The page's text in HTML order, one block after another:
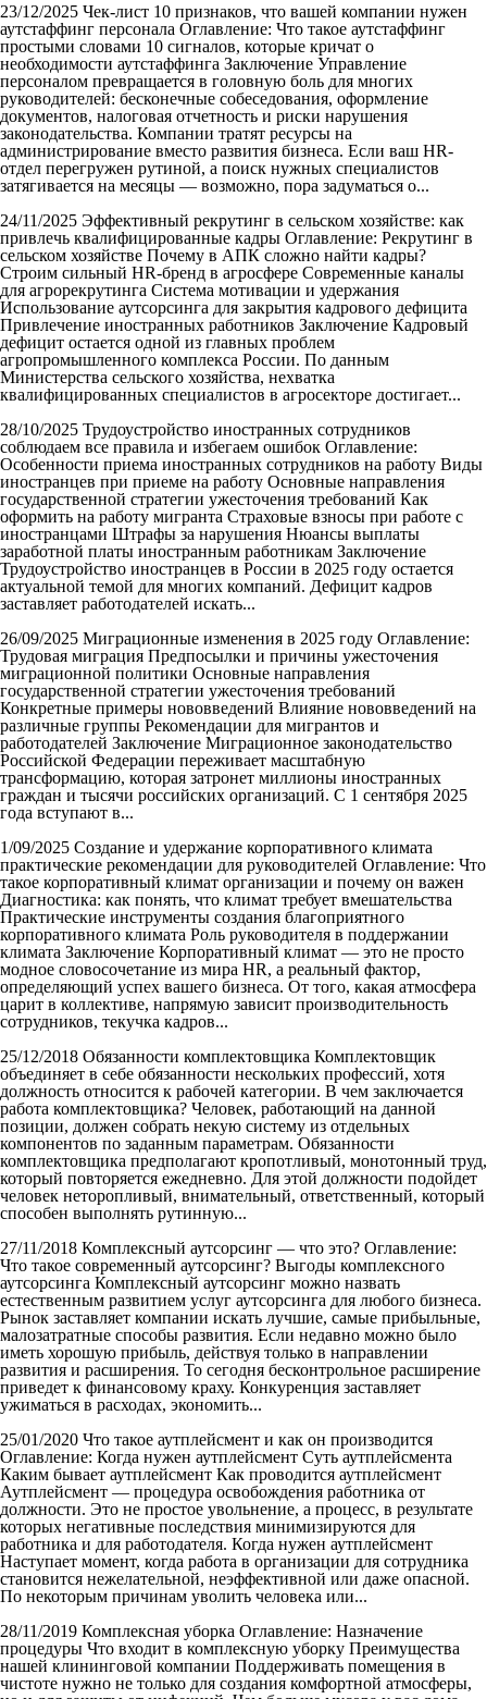
23/12/2025 Чек-лист 10 признаков, что вашей компании нужен
аутстаффинг персонала Оглавление: Что такое аутстаффинг
простыми словами 10 сигналов, которые кричат о
необходимости аутстаффинга Заключение Управление
персоналом превращается в головную боль для многих
руководителей: бесконечные собеседования, оформление
документов, налоговая отчетность и риски нарушения
законодательства. Компании тратят ресурсы на
администрирование вместо развития бизнеса. Если ваш HR-
отдел перегружен рутиной, а поиск нужных специалистов
затягивается на месяцы — возможно, пора задуматься о...
24/11/2025 Эффективный рекрутинг в сельском хозяйстве: как
привлечь квалифицированные кадры Оглавление: Рекрутинг в
сельском хозяйстве Почему в АПК сложно найти кадры?
Строим сильный HR-бренд в агросфере Современные каналы
для агрорекрутинга Система мотивации и удержания
Использование аутсорсинга для закрытия кадрового дефицита
Привлечение иностранных работников Заключение Кадровый
дефицит остается одной из главных проблем
агропромышленного комплекса России. По данным
Министерства сельского хозяйства, нехватка
квалифицированных специалистов в агросекторе достигает...
28/10/2025 Трудоустройство иностранных сотрудников
соблюдаем все правила и избегаем ошибок Оглавление:
Особенности приема иностранных сотрудников на работу Виды
иностранцев при приеме на работу Основные направления
государственной стратегии ужесточения требований Как
оформить на работу мигранта Страховые взносы при работе с
иностранцами Штрафы за нарушения Нюансы выплаты
заработной платы иностранным работникам Заключение
Трудоустройство иностранцев в России в 2025 году остается
актуальной темой для многих компаний. Дефицит кадров
заставляет работодателей искать...
26/09/2025 Миграционные изменения в 2025 году Оглавление:
Трудовая миграция Предпосылки и причины ужесточения
миграционной политики Основные направления
государственной стратегии ужесточения требований
Конкретные примеры нововведений Влияние нововведений на
различные группы Рекомендации для мигрантов и
работодателей Заключение Миграционное законодательство
Российской Федерации переживает масштабную
трансформацию, которая затронет миллионы иностранных
граждан и тысячи российских организаций. С 1 сентября 2025
года вступают в...
1/09/2025 Создание и удержание корпоративного климата
практические рекомендации для руководителей Оглавление: Что
такое корпоративный климат организации и почему он важен
Диагностика: как понять, что климат требует вмешательства
Практические инструменты создания благоприятного
корпоративного климата Роль руководителя в поддержании
климата Заключение Корпоративный климат — это не просто
модное словосочетание из мира HR, а реальный фактор,
определяющий успех вашего бизнеса. От того, какая атмосфера
царит в коллективе, напрямую зависит производительность
сотрудников, текучка кадров...
25/12/2018 Обязанности комплектовщика Комплектовщик
объединяет в себе обязанности нескольких профессий, хотя
должность относится к рабочей категории. В чем заключается
работа комплектовщика? Человек, работающий на данной
позиции, должен собрать некую систему из отдельных
компонентов по заданным параметрам. Обязанности
комплектовщика предполагают кропотливый, монотонный труд,
который повторяется ежедневно. Для этой должности подойдет
человек неторопливый, внимательный, ответственный, который
способен выполнять рутинную...
27/11/2018 Комплексный аутсорсинг — что это? Оглавление:
Что такое современный аутсорсинг? Выгоды комплексного
аутсорсинга Комплексный аутсорсинг можно назвать
естественным развитием услуг аутсорсинга для любого бизнеса.
Рынок заставляет компании искать лучшие, самые прибыльные,
малозатратные способы развития. Если недавно можно было
иметь хорошую прибыль, действуя только в направлении
развития и расширения. То сегодня бесконтрольное расширение
приведет к финансовому краху. Конкуренция заставляет
ужиматься в расходах, экономить...
25/01/2020 Что такое аутплейсмент и как он производится
Оглавление: Когда нужен аутплейсмент Суть аутплейсмента
Каким бывает аутплейсмент Как проводится аутплейсмент
Аутплейсмент — процедура освобождения работника от
должности. Это не простое увольнение, а процесс, в результате
которых негативные последствия минимизируются для
работника и для работодателя. Когда нужен аутплейсмент
Наступает момент, когда работа в организации для сотрудника
становится нежелательной, неэффективной или даже опасной.
По некоторым причинам уволить человека или...
28/11/2019 Комплексная уборка Оглавление: Назначение
процедуры Что входит в комплексную уборку Преимущества
нашей клининговой компании Поддерживать помещения в
чистоте нужно не только для создания комфортной атмосферы,